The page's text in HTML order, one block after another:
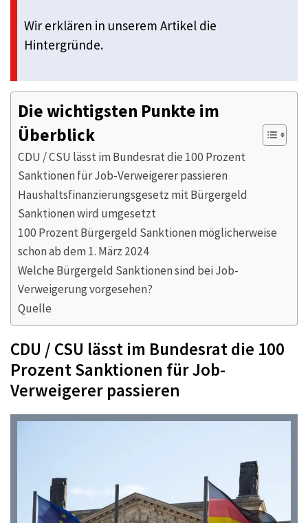
Wir erklären in unserem Artikel die
Hintergründe.
Die wichtigsten Punkte im
Überblick
CDU / CSU lässt im Bundesrat die 100 Prozent
Sanktionen für Job-Verweigerer passieren
Haushaltsfinanzierungsgesetz mit Bürgergeld
Sanktionen wird umgesetzt
100 Prozent Bürgergeld Sanktionen möglicherweise
schon ab dem 1. März 2024
Welche Bürgergeld Sanktionen sind bei Job-
Verweigerung vorgesehen?
Quelle
CDU / CSU lässt im Bundesrat die 100
Prozent Sanktionen für Job-
Verweigerer passieren